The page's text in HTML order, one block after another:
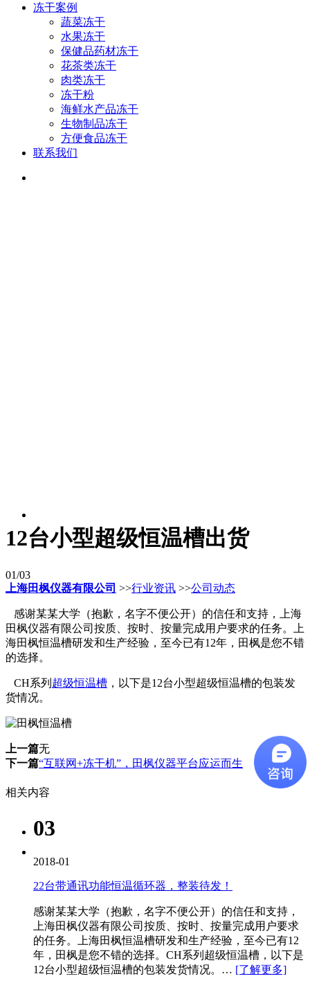
冻干案例
蔬菜冻干
水果冻干
保健品药材冻干
花茶类冻干
肉类冻干
冻干粉
海鲜水产品冻干
生物制品冻干
方便食品冻干
联系我们
12台小型超级恒温槽出货
01/03
上海田枫仪器有限公司 >>行业资讯 >>公司动态
感谢某某大学（抱歉，名字不便公开）的信任和支持，上海
田枫仪器有限公司按质、按时、按量完成用户要求的任务。上
海田枫恒温槽研发和生产经验，至今已有12年，田枫是您不错
的选择。
CH系列 超级恒温槽 ，以下是12台小型超级恒温槽的包装发
货情况。
上一篇无
下一篇“互联网+冻干机”，田枫仪器平台应运而生
相关内容
03
2018-01
22台带通讯功能恒温循环器，整装待发！
感谢某某大学（抱歉，名字不便公开）的信任和支持，
上海田枫仪器有限公司按质、按时、按量完成用户要求
的任务。上海田枫恒温槽研发和生产经验，至今已有12
年，田枫是您不错的选择。CH系列超级恒温槽​，以下是
12台小型超级恒温槽的包装发货情况。… [了解更多]